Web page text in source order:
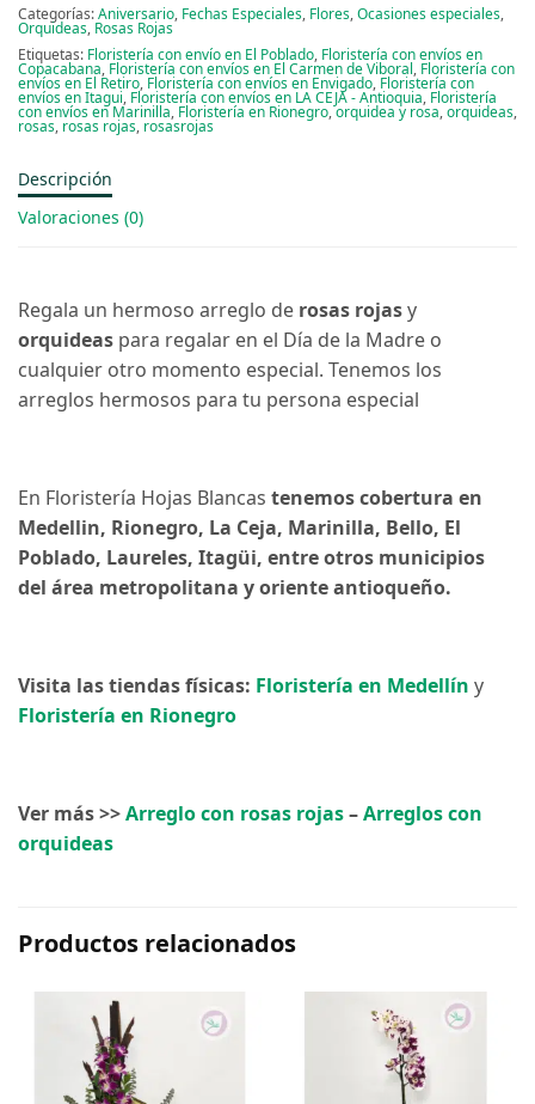
Categorías:Aniversario, Fechas Especiales, Flores,Ocasiones especiales,
Orquideas, Rosas Rojas
Etiquetas: Floristería con envío en El Poblado, Floristería con envíos en
Copacabana, Floristería con envíos en El Carmen de Viboral, Floristería con
envíos en El Retiro, Floristería con envíos en Envigado, Floristería con
envíos en Itagui, Floristería con envíos en LA CEJA - Antioquia, Floristería
con envíos en Marinilla, Floristería en Rionegro,orquidea y rosa,orquideas,
rosas, rosas rojas, rosasrojas
Descripción
Valoraciones (0)
Regala un hermoso arreglo de rosas rojasy
orquideas para regalar en el Día de la Madre o
cualquier otro momento especial. Tenemos los
arreglos hermosos para tu persona especial
En Floristería Hojas Blancastenemos cobertura en
Medellin, Rionegro, La Ceja, Marinilla, Bello, El
Poblado, Laureles, Itagüi, entre otros municipios
del área metropolitana y oriente antioqueño.
Visita las tiendas físicas: Floristería en Medellíny
Floristería en Rionegro
Ver más >>Arreglo con rosas rojas–Arreglos con
orquideas
Productos relacionados